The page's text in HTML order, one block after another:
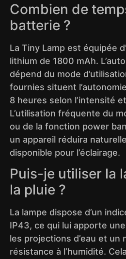
Combien de
batterie ?
La Tiny Lamp est équipée
lithium de 1800 mAh.
dépend du mode
fournies situent
8 heures selon l’intensité
L’utilisation fréquente du
ou de la fonction power
un appareil réduira
disponible pour l’éclairage.
Puis-je utiliser la
la pluie ?
La lampe dispose d’un
IP43, ce qui lui apporte
les projections d’eau et un
résistance à l’humidité.